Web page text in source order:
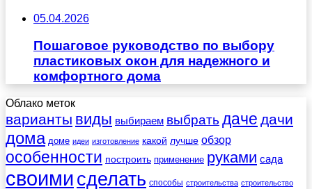
05.04.2026
Пошаговое руководство по выбору
пластиковых окон для надежного и
комфортного дома
Облако меток
варианты виды выбираем выбрать даче дачи
дома доме идеи изготовление какой лучше обзор
особенности построить применение руками сада
своими сделать способы строительства строительство